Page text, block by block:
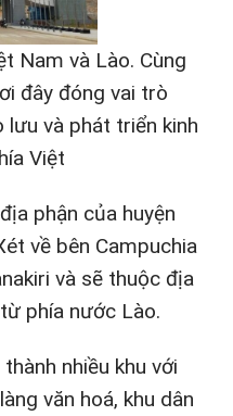
Nam và Lào. Cùng
đây đóng vai trò
và phát triển kinh
Việt
phận của huyện
về bên Campuchia
và sẽ thuộc địa
phía nước Lào.
nhiều khu với
văn hoá, khu dân